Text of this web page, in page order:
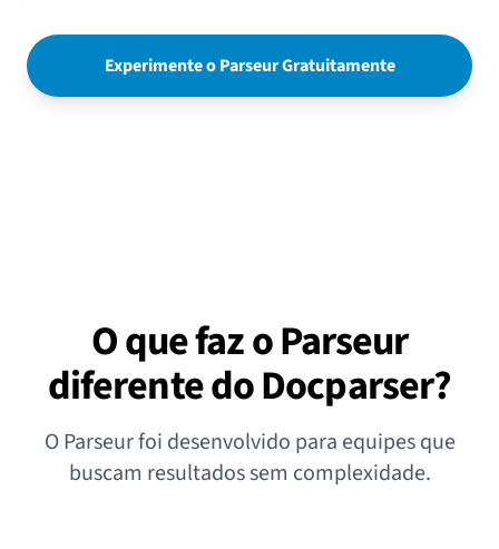
Experimente o Parseur Gratuitamente
O que faz o Parseur
diferente do Docparser?
O Parseur foi desenvolvido para equipes que
buscam resultados sem complexidade.